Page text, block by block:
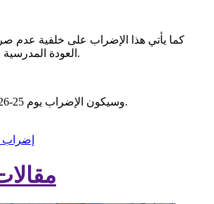
كما يأتي هذا الإضراب على خلفية عدم
العودة المدرسية وعيد الفطر والإضحى.
وسيكون الإضراب يوم 25-26-27 و28 نوفمبر 2014.
إضراب